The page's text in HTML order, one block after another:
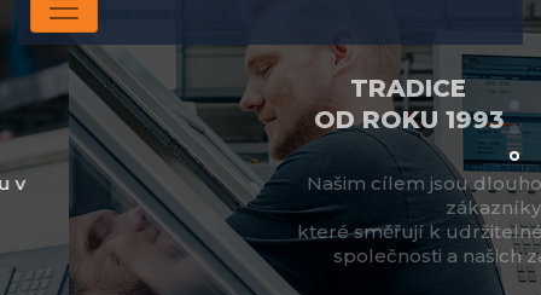
TRADICE
OD ROKU 1993
Našim cílem jsou dlouhodobé vztahy se
zákazníky,
které směřují k udržitelné prosperitě celé
společnosti a našich zaměstnanců.